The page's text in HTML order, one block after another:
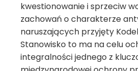
kwestionowanie i sprzeciw
zachowań o charakterze
naruszających przyjęty
Stanowisko to ma na celu
integralności jednego z